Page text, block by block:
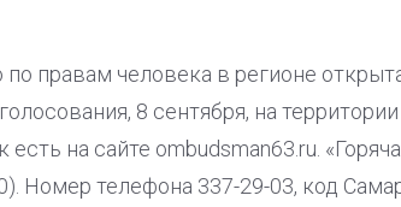
правам человека в регионе
8 сентября, на
на сайте ombudsman63.ru.
Номер телефона 337-29-03, код